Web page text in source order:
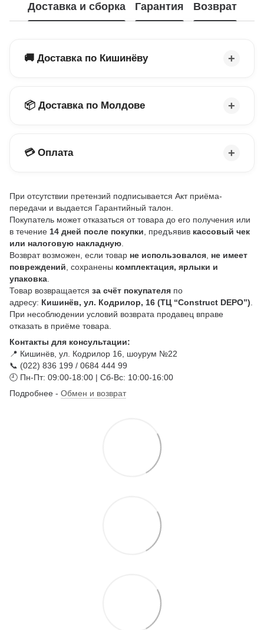
Доставка и сборка Гарантия Возврат
🚚 Доставка по Кишинёву
📦 Доставка по Молдове
💳 Оплата
При отсутствии претензий подписывается Акт приёма-
передачи и выдается Гарантийный талон.
Покупатель может отказаться от товара до его получения или
в течение 14 дней после покупки , предъявив кассовый чек
или налоговую накладную
Возврат возможен, если товар не использовался не имеет
повреждений , сохранены комплектация, ярлыки и
упаковка
Товар возвращается за счёт покупателя по
адресу: Кишинёв, ул. Кодрилор, 16 (ТЦ “Construct DEPO”)
При несоблюдении условий возврата продавец вправе
отказать в приёме товара.
Контакты для консультации:
📍 Кишинёв, ул. Кодрилор 16, шоурум №22
📞 (022) 836 199 / 0684 444 99
🕘 Пн-Пт: 09:00-18:00 | Сб-Вс: 10:00-16:00
Подробнее - Обмен и возврат